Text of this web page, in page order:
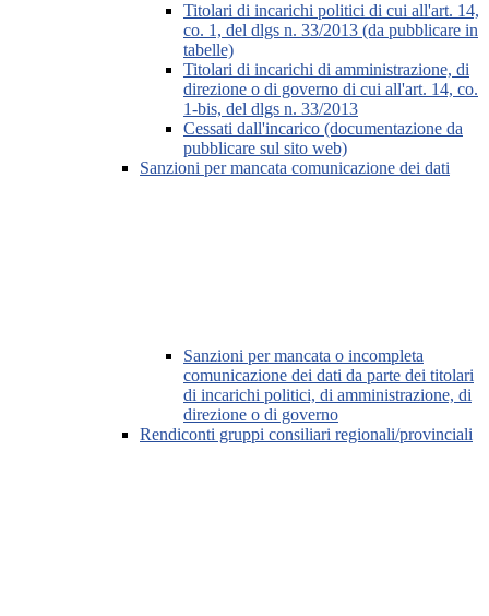
Titolari di incarichi politici di cui all'art. 14,
co. 1, del dlgs n. 33/2013 (da pubblicare in
tabelle)
Titolari di incarichi di amministrazione, di
direzione o di governo di cui all'art. 14, co.
1-bis, del dlgs n. 33/2013
Cessati dall'incarico (documentazione da
pubblicare sul sito web)
Sanzioni per mancata comunicazione dei dati
Sanzioni per mancata o incompleta
comunicazione dei dati da parte dei titolari
di incarichi politici, di amministrazione, di
direzione o di governo
Rendiconti gruppi consiliari regionali/provinciali